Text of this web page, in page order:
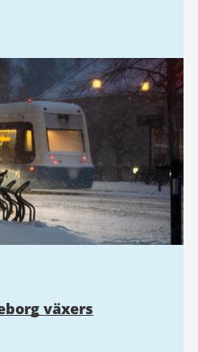
växers